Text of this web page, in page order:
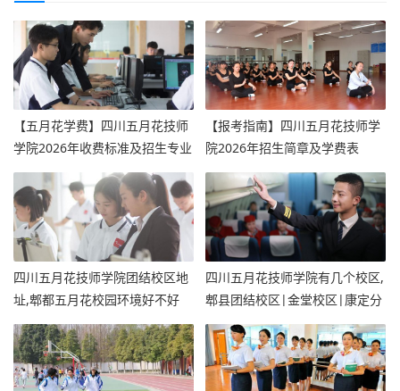
【五月花学费】四川五月花技师
学院2026年收费标准及招生专业
【报考指南】四川五月花技师学
院2026年招生简章及学费表
四川五月花技师学院团结校区地
址,郫都五月花校园环境好不好
四川五月花技师学院有几个校区,
郫县团结校区|金堂校区|康定分
校